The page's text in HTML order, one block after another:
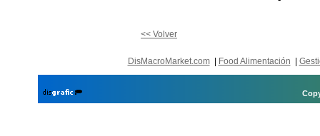
<< Volver
DisMacroMarket.com| Food Alimentación